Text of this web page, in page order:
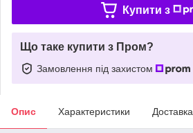
Купити з
Що таке купити з Пром?
Замовлення під захистом
Опис Характеристики Доставка